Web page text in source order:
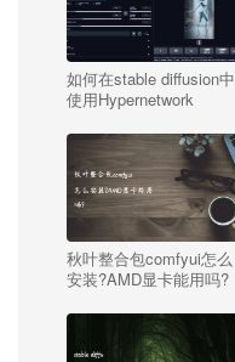
如何在stable diffusion中
使用Hypernetwork
秋叶整合包comfyui怎么
安装?AMD显卡能用吗?